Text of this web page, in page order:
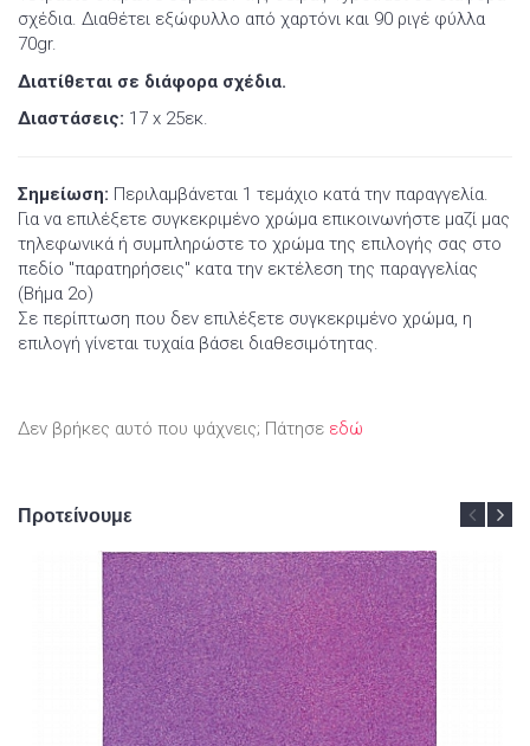
σχέδια. Διαθέτει εξώφυλλο από χαρτόνι και 90 ριγέ φύλλα
70gr.
Διατίθεται σε διάφορα σχέδια.
Διαστάσεις: 17 x 25εκ.
Σημείωση: Περιλαμβάνεται 1 τεμάχιο κατά την παραγγελία.
Για να επιλέξετε συγκεκριμένο χρώμα επικοινωνήστε μαζί μας
τηλεφωνικά ή συμπληρώστε το χρώμα της επιλογής σας στο
πεδίο "παρατηρήσεις" κατα την εκτέλεση της παραγγελίας
(Βήμα 2ο)
Σε περίπτωση που δεν επιλέξετε συγκεκριμένο χρώμα, η
επιλογή γίνεται τυχαία βάσει διαθεσιμότητας.
Δεν βρήκες αυτό που ψάχνεις; Πάτησε εδώ
Προτείνουμε